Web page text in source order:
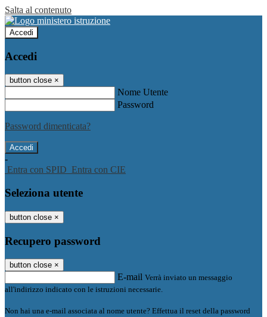
Salta al contenuto
Accedi
Accedi
button close ×
Nome Utente
Password
Password dimenticata?
-
Entra con SPID Entra con CIE
Seleziona utente
button close ×
Recupero password
button close ×
E-mail Verrà inviato un messaggio
all'indirizzo indicato con le istruzioni necessarie.
Non hai una e-mail associata al nome utente? Effettua il reset della password